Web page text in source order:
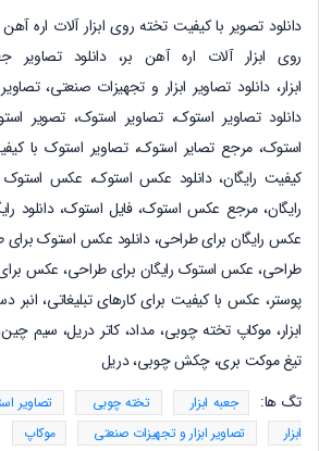
دانلود تصویر با کیفیت تخته روی ابزار آلات اره آهن
روی ابزار آلات اره آهن بر، دانلود تصاویر
ابزار، دانلود تصاویر ابزار و تجهیزات صنعتی،
دانلود تصاویر استوک، تصاویر استوک، تصویر
استوک، مرجع تصایر استوک، تصاویر استوک با
کیفیت رایگان، دانلود عکس استوک، عکس
رایگان، مرجع عکس استوک، فایل استوک، دانلود
عکس رایگان برای طراحی، دانلود عکس استوک برای
طراحی، عکس استوک رایگان برای طراحی، عکس
پوستر، عکس با کیفیت برای کارهای تبلیغاتی،
ابزار، موکاپ تخته چوبی، مداد، کاتر دریل، سیم
تیغ موکت بری، چکش چوبی، دریل
تگ ها:
جعبه ابزار تخته چوبی تصاویر
ابزار
تصاویر ابزار و تجهیزات صنعتی موکاپ